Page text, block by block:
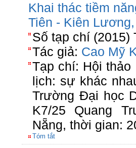
Khai thác tiềm
Tiên - Kiên
Số tạp chí (2015)
Tác giả: Cao Mỹ
Tạp chí: Hội thảo
lịch: sự khác
Trường Đại học
K7/25 Quang
Nẵng, thời gian:
Tóm tắt